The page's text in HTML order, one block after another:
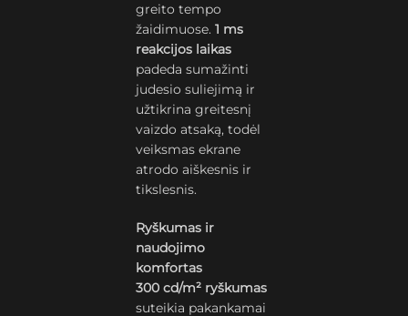
greito tempo
žaidimuose.1 ms
reakcijos laikas
padeda sumažinti
judesio suliejimą ir
užtikrina greitesnį
vaizdo atsaką, todėl
veiksmas ekrane
atrodo aiškesnis ir
tikslesnis.
Ryškumas ir
naudojimo
komfortas
300 cd/m² ryškumas
suteikia pakankamai